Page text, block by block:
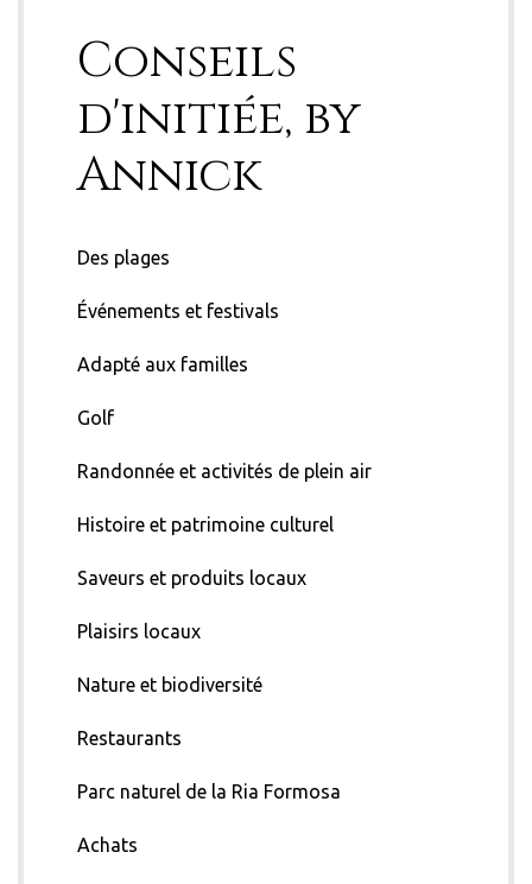
Conseils
d'initiée, by
Annick
Des plages
Événements et festivals
Adapté aux familles
Golf
Randonnée et activités de plein air
Histoire et patrimoine culturel
Saveurs et produits locaux
Plaisirs locaux
Nature et biodiversité
Restaurants
Parc naturel de la Ria Formosa
Achats